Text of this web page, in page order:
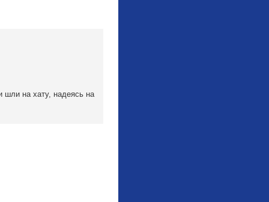
шли на хату, надеясь на